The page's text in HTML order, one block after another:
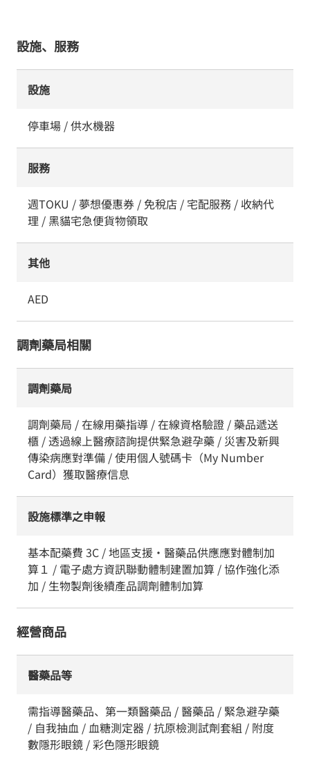
設施、服務
設施
停車場 / 供水機器
服務
週TOKU / 夢想優惠券 / 免稅店 / 宅配服務 / 收納代
理 / 黑貓宅急便貨物領取
其他
AED
調劑藥局相關
調劑藥局
調劑藥局 / 在線用藥指導 / 在線資格驗證 / 藥品遞送
櫃 / 透過線上醫療諮詢提供緊急避孕藥 / 災害及新興
傳染病應對準備 / 使用個人號碼卡（My Number
Card）獲取醫療信息
設施標準之申報
基本配藥費 3C / 地區支援・醫藥品供應應對體制加
算１ / 電子處方資訊聯動體制建置加算 / 協作強化添
加 / 生物製劑後續產品調劑體制加算
經營商品
醫藥品等
需指導醫藥品、第一類醫藥品 / 醫藥品 / 緊急避孕藥
/ 自我抽血 / 血糖測定器 / 抗原檢測試劑套組 / 附度
數隱形眼鏡 / 彩色隱形眼鏡